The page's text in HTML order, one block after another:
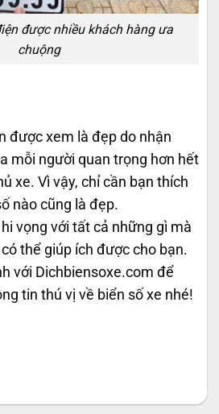
được nhiều khách hàng ưa
chuộng
được xem là đẹp do nhận
mỗi người quan trọng hơn hết
xe. Vì vậy, chỉ cần bạn thích
nào cũng là đẹp.
hi vọng với tất cả những gì mà
thể giúp ích được cho bạn.
với Dichbiensoxe.com để
tin thú vị về biển số xe nhé!